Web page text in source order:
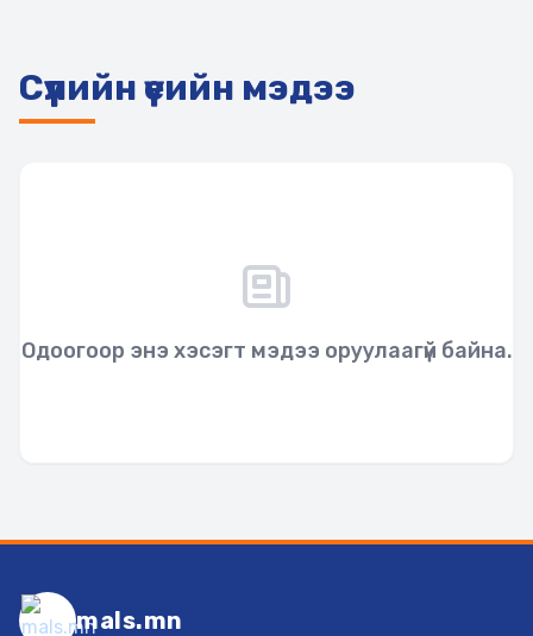
Сүүлийн үеийн мэдээ
Одоогоор энэ хэсэгт мэдээ оруулаагүй байна.
mals.mn